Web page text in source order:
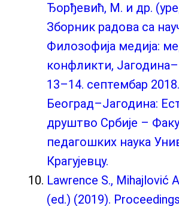
Ђорђевић, М. и др.
Зборник радова са
Филозофија медија:
конфликти,
13–14. септембар
Београд–Јагодина:
друштво Србије –
педагошких наука
Крагујевцу.
Lawrence S., Mihajlović
(ed.) (2019).